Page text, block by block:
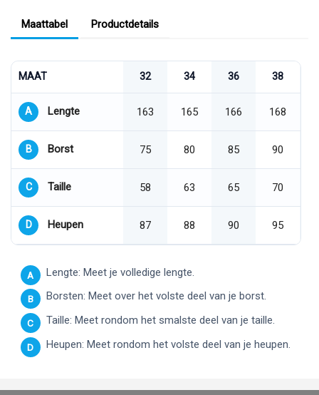
Maattabel Productdetails
MAAT 32 34 36 38
A Lengte 163 165 166 168
B Borst 75 80 85 90
C Taille 58 63 65 70
D Heupen 87 88 90 95
A Lengte: Meet je volledige lengte.
B Borsten: Meet over het volste deel van je borst.
C Taille: Meet rondom het smalste deel van je taille.
D Heupen: Meet rondom het volste deel van je heupen.